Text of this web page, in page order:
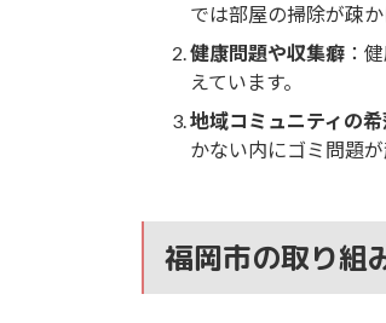
では部屋の掃除が疎
健康問題や収集癖 ：
えています。
地域コミュニティの
かない内にゴミ問題が
福岡市の取り組